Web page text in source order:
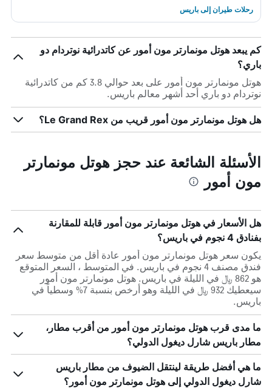
رحلات طيران إلى باريس
كم يبعد هوتل مونمارتر مون أمور عن كاتدرائية نوتردام دو
باري؟
هوتل مونمارتر مون أمور على بعد حوالي 3.8 كم من كاتدرائية
نوتردام دو باري أحد أشهر معالم باريس.
هل هوتل مونمارتر مون أمور قريب من Le Grand Rex؟
الأسئلة الشائعة عند حجز هوتل مونمارتر
مون أمور
هل الأسعار في هوتل مونمارتر مون أمور قابلة للمقارنة
بفنادق 4 نجوم في باريس؟
يكون سعر هوتل مونمارتر مون أمور عادة أقل من متوسط ​​سعر
فندق مصنف 4 نجوم في باريس. في المتوسط ، السعر المتوقع
هو 862 ﷼ في الليلة في باريس. هوتل مونمارتر مون أمور
سيعطيك 932 ﷼ في الليلة وهو أرخص بنسبة 7% وسطياً في
باريس.
ما مدى قرب هوتل مونمارتر مون أمور من أقرب مطار،
مطار باريس شارل ديغول الدولي؟
ما هي أفضل طريقة لينتقل الضيوف من مطار باريس
شارل ديغول الدولي إلى هوتل مونمارتر مون أمور؟